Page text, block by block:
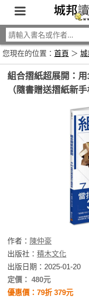
您現在的位置： 首頁 ＞ 城
組合摺紙超展開：
（隨書贈送摺紙新手
作者： 陳仲豪
出版社： 積木文化
出版日期：2025-01-20
定價： 480元
優惠價：79折 379元